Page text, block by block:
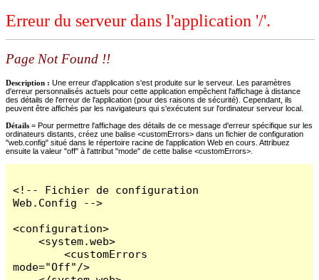
Erreur du serveur dans l'application '/'.
Page Not Found !!
Description : Une erreur d'application s'est produite sur le serveur. Les paramètres
d'erreur personnalisés actuels pour cette application empêchent l'affichage à distance
des détails de l'erreur de l'application (pour des raisons de sécurité). Cependant, ils
peuvent être affichés par les navigateurs qui s'exécutent sur l'ordinateur serveur local.
Détails = Pour permettre l'affichage des détails de ce message d'erreur spécifique sur les
ordinateurs distants, créez une balise <customErrors> dans un fichier de configuration
"web.config" situé dans le répertoire racine de l'application Web en cours. Attribuez
ensuite la valeur "off" à l'attribut "mode" de cette balise <customErrors>.
<!-- Fichier de configuration
Web.Config -->
<configuration>
    <system.web>
        <customErrors
mode="Off"/>